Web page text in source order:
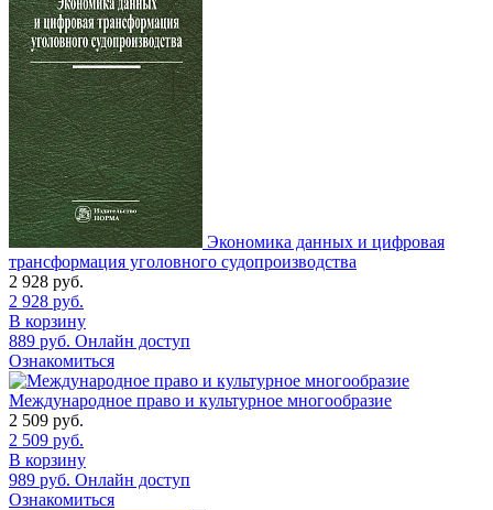
Экономика данных и цифровая
трансформация уголовного судопроизводства
2 928 руб.
2 928 руб.
В корзину
889 руб. Онлайн доступ
Ознакомиться
Международное право и культурное многообразие
2 509 руб.
2 509 руб.
В корзину
989 руб. Онлайн доступ
Ознакомиться